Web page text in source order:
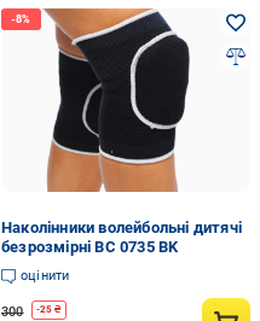
Наколінники волейбольні дитячі
безрозмірні BC 0735 BK
оцінити
300 -25 ₴